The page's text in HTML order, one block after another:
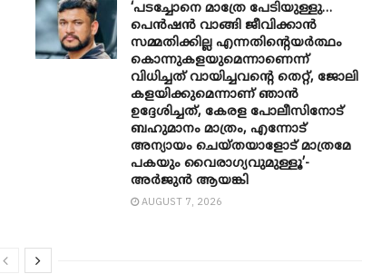
‘പടച്ചോനെ മാത്രേ പേടിയുള്ളു…
പെൻഷൻ വാങ്ങി ജീവിക്കാൻ
സമ്മതിക്കില്ല എന്നതിന്റെയർത്ഥം
കൊന്നുകളയുമെന്നാണെന്ന്
വിധിച്ചത് വായിച്ചവന്റെ തെറ്റ്, ജോലി
കളയിക്കുമെന്നാണ് ഞാൻ
ഉദ്ദേശിച്ചത്, കേരള പോലീസിനോട്
ബഹുമാനം മാത്രം, എന്നോട്
അന്യായം ചെയ്തയാളോട് മാത്രമേ
പകയും വൈരാഗ്യവുമുള്ളൂ’-
അർജുൻ ആയങ്കി
AUGUST 7, 2026